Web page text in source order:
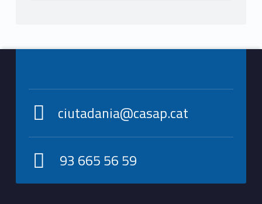
Footer info sidebar
ciutadania@casap.cat
93 665 56 59